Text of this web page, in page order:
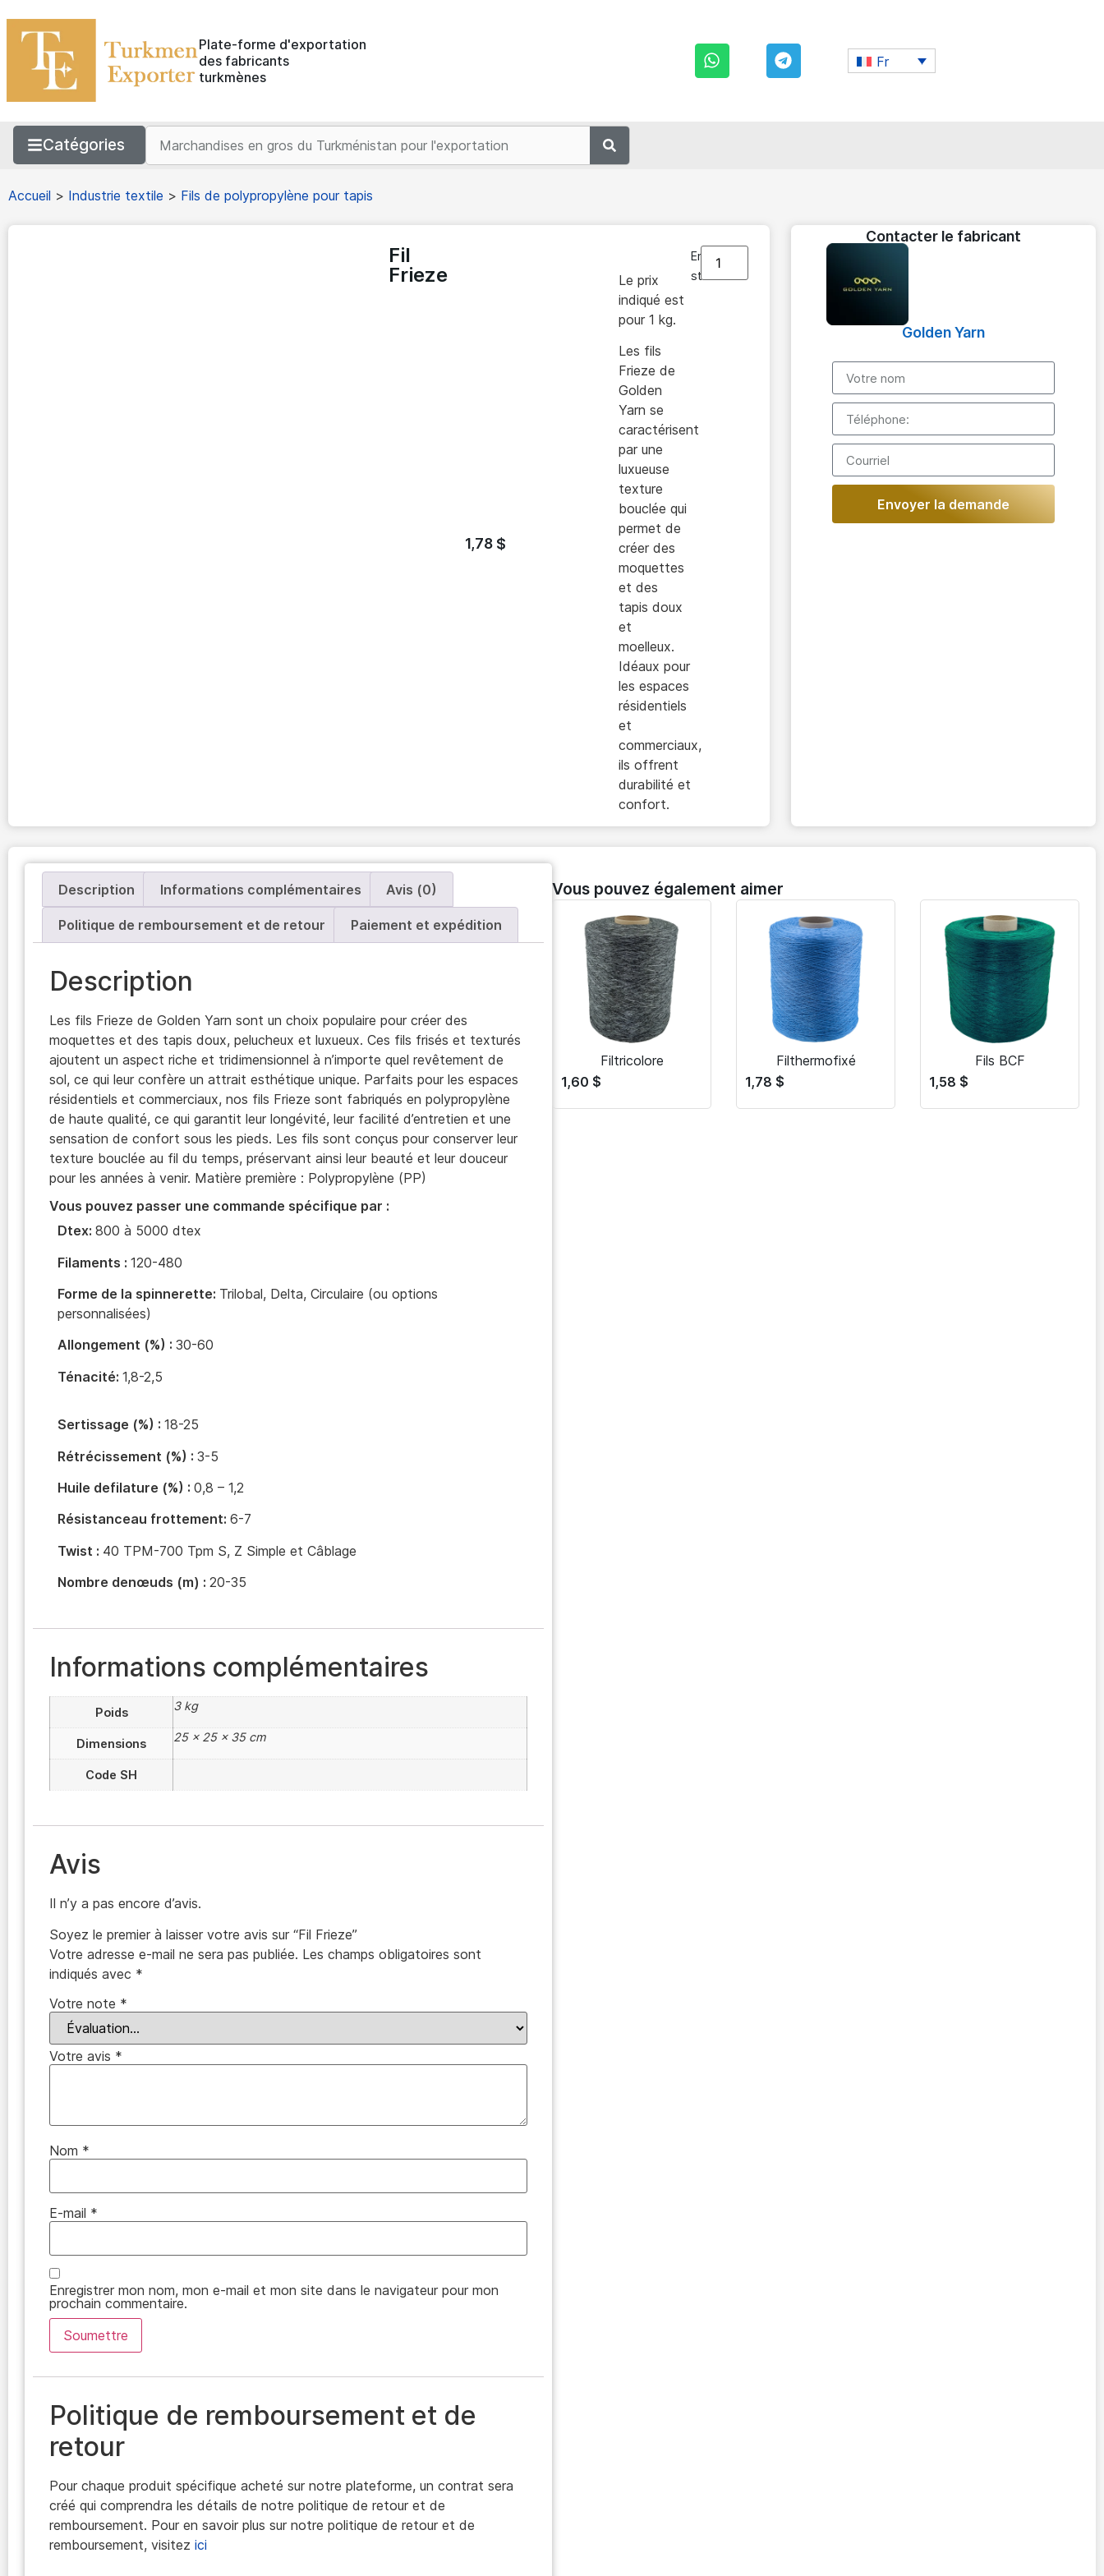
Plate-forme d'exportation
des fabricants
turkmènes
Fr
Catégories
Accueil > Industrie textile > Fils de polypropylène pour tapis
Fil
Frieze
1,78 $
Le prix
indiqué est
pour 1 kg.
Les fils
Frieze de
Golden
Yarn se
caractérisent
par une
luxueuse
texture
bouclée qui
permet de
créer des
moquettes
et des
tapis doux
et
moelleux.
Idéaux pour
les espaces
résidentiels
et
commerciaux,
ils offrent
durabilité et
confort.
En
stock
Contacter le fabricant
Golden Yarn
Envoyer la demande
Description Informations complémentaires Avis (0)
Politique de remboursement et de retour Paiement et expédition
Description
Les fils Frieze de Golden Yarn sont un choix populaire pour créer des
moquettes et des tapis doux, pelucheux et luxueux. Ces fils frisés et texturés
ajoutent un aspect riche et tridimensionnel à n’importe quel revêtement de
sol, ce qui leur confère un attrait esthétique unique. Parfaits pour les espaces
résidentiels et commerciaux, nos fils Frieze sont fabriqués en polypropylène
de haute qualité, ce qui garantit leur longévité, leur facilité d’entretien et une
sensation de confort sous les pieds. Les fils sont conçus pour conserver leur
texture bouclée au fil du temps, préservant ainsi leur beauté et leur douceur
pour les années à venir. Matière première : Polypropylène (PP)
Vous pouvez passer une commande spécifique par :
Dtex: 800 à 5000 dtex
Filaments : 120-480
Forme de la spinnerette: Trilobal, Delta, Circulaire (ou options
personnalisées)
Allongement (%) : 30-60
Ténacité: 1,8-2,5
Sertissage (%) : 18-25
Rétrécissement (%) : 3-5
Huile defilature (%) : 0,8 – 1,2
Résistanceau frottement: 6-7
Twist : 40 TPM-700 Tpm S, Z Simple et Câblage
Nombre denœuds (m) : 20-35
Informations complémentaires
Poids 3 kg
Dimensions 25 × 25 × 35 cm
Code SH
Avis
Il n’y a pas encore d’avis.
Soyez le premier à laisser votre avis sur “Fil Frieze”
Votre adresse e-mail ne sera pas publiée. Les champs obligatoires sont
indiqués avec *
Votre note *
Votre avis *
Nom *
E-mail *
Enregistrer mon nom, mon e-mail et mon site dans le navigateur pour mon
prochain commentaire.
Politique de remboursement et de
retour
Pour chaque produit spécifique acheté sur notre plateforme, un contrat sera
créé qui comprendra les détails de notre politique de retour et de
remboursement. Pour en savoir plus sur notre politique de retour et de
remboursement, visitez ici
Vous pouvez également aimer
Filtricolore
1,60 $
Filthermofixé
1,78 $
Fils BCF
1,58 $